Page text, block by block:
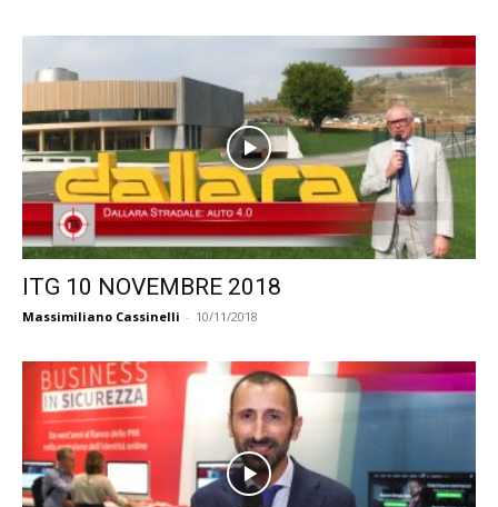
ITG 10 NOVEMBRE 2018
Massimiliano Cassinelli - 10/11/2018